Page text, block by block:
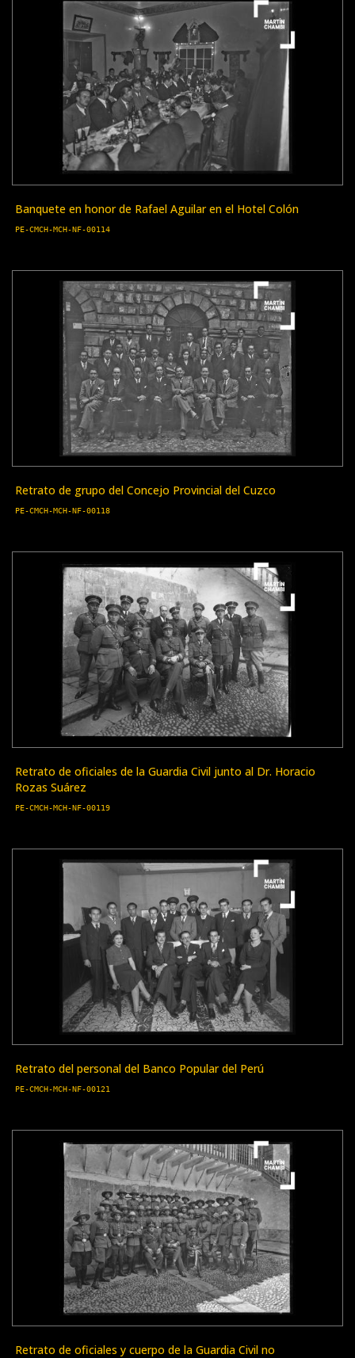
Banquete en honor de Rafael Aguilar en el Hotel Colón
PE-CMCH-MCH-NF-00114
Retrato de grupo del Concejo Provincial del Cuzco
PE-CMCH-MCH-NF-00118
Retrato de oficiales de la Guardia Civil junto al Dr. Horacio
Rozas Suárez
PE-CMCH-MCH-NF-00119
Retrato del personal del Banco Popular del Perú
PE-CMCH-MCH-NF-00121
Retrato de oficiales y cuerpo de la Guardia Civil no